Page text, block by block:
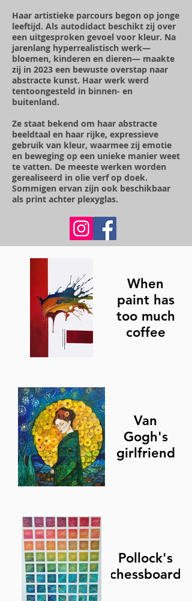
Haar artistieke parcours begon op jonge
leeftijd. Als autodidact beschikt zij over
een uitgesproken gevoel voor kleur. Na
jarenlang hyperrealistisch werk—
bloemen, kinderen en dieren— maakte
zij in 2023 een bewuste overstap naar
abstracte kunst. Haar werk werd
tentoongesteld in binnen- en
buitenland.
Ze staat bekend om haar abstracte
beeldtaal en haar rijke, expressieve
gebruik van kleur, waarmee zij emotie
en beweging op een unieke manier weet
te vatten. De meeste werken worden
gerealiseerd in olie verf op doek.
Sommigen ervan zijn ook beschikbaar
als print achter plexyglas.
When
paint has
too much
coffee
Van
Gogh's
girlfriend
Pollock's
chessboard